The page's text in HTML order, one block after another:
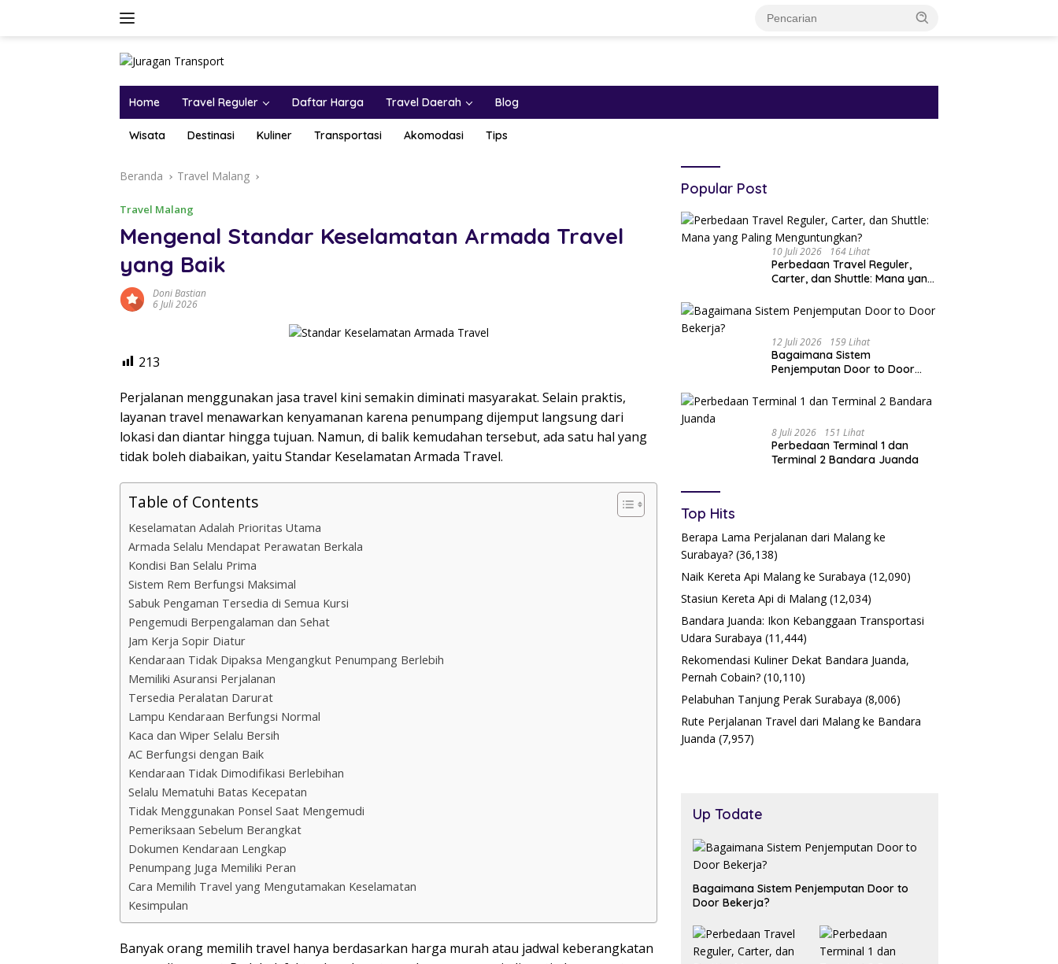
Home Travel Reguler Daftar Harga Travel Daerah Blog
Wisata Destinasi Kuliner Transportasi Akomodasi Tips
Beranda Travel Malang
Travel Malang
Mengenal Standar Keselamatan Armada Travel
yang Baik
Doni Bastian
6 Juli 2026
213
Perjalanan menggunakan jasa travel kini semakin diminati masyarakat. Selain praktis,
layanan travel menawarkan kenyamanan karena penumpang dijemput langsung dari
lokasi dan diantar hingga tujuan. Namun, di balik kemudahan tersebut, ada satu hal yang
tidak boleh diabaikan, yaitu Standar Keselamatan Armada Travel.
Table of Contents
Keselamatan Adalah Prioritas Utama
Armada Selalu Mendapat Perawatan Berkala
Kondisi Ban Selalu Prima
Sistem Rem Berfungsi Maksimal
Sabuk Pengaman Tersedia di Semua Kursi
Pengemudi Berpengalaman dan Sehat
Jam Kerja Sopir Diatur
Kendaraan Tidak Dipaksa Mengangkut Penumpang Berlebih
Memiliki Asuransi Perjalanan
Tersedia Peralatan Darurat
Lampu Kendaraan Berfungsi Normal
Kaca dan Wiper Selalu Bersih
AC Berfungsi dengan Baik
Kendaraan Tidak Dimodifikasi Berlebihan
Selalu Mematuhi Batas Kecepatan
Tidak Menggunakan Ponsel Saat Mengemudi
Pemeriksaan Sebelum Berangkat
Dokumen Kendaraan Lengkap
Penumpang Juga Memiliki Peran
Cara Memilih Travel yang Mengutamakan Keselamatan
Kesimpulan
Banyak orang memilih travel hanya berdasarkan harga murah atau jadwal keberangkatan
Popular Post
10 Juli 2026 164 Lihat
Perbedaan Travel Reguler,
Carter, dan Shuttle: Mana yang
12 Juli 2026 159 Lihat
Bagaimana Sistem
Penjemputan Door to Door
8 Juli 2026 151 Lihat
Perbedaan Terminal 1 dan
Terminal 2 Bandara Juanda
Top Hits
Berapa Lama Perjalanan dari Malang ke
Surabaya? (36,138)
Naik Kereta Api Malang ke Surabaya (12,090)
Stasiun Kereta Api di Malang (12,034)
Bandara Juanda: Ikon Kebanggaan Transportasi
Udara Surabaya (11,444)
Rekomendasi Kuliner Dekat Bandara Juanda,
Pernah Cobain? (10,110)
Pelabuhan Tanjung Perak Surabaya (8,006)
Rute Perjalanan Travel dari Malang ke Bandara
Juanda (7,957)
Up Todate
Bagaimana Sistem Penjemputan Door to
Door Bekerja?